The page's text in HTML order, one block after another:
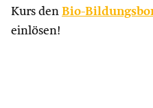
Kurs den Bio-
einlösen!